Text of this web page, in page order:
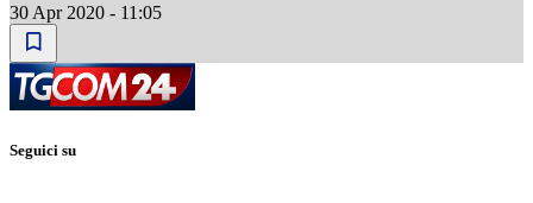
30 Apr 2020 - 11:05
Seguici su